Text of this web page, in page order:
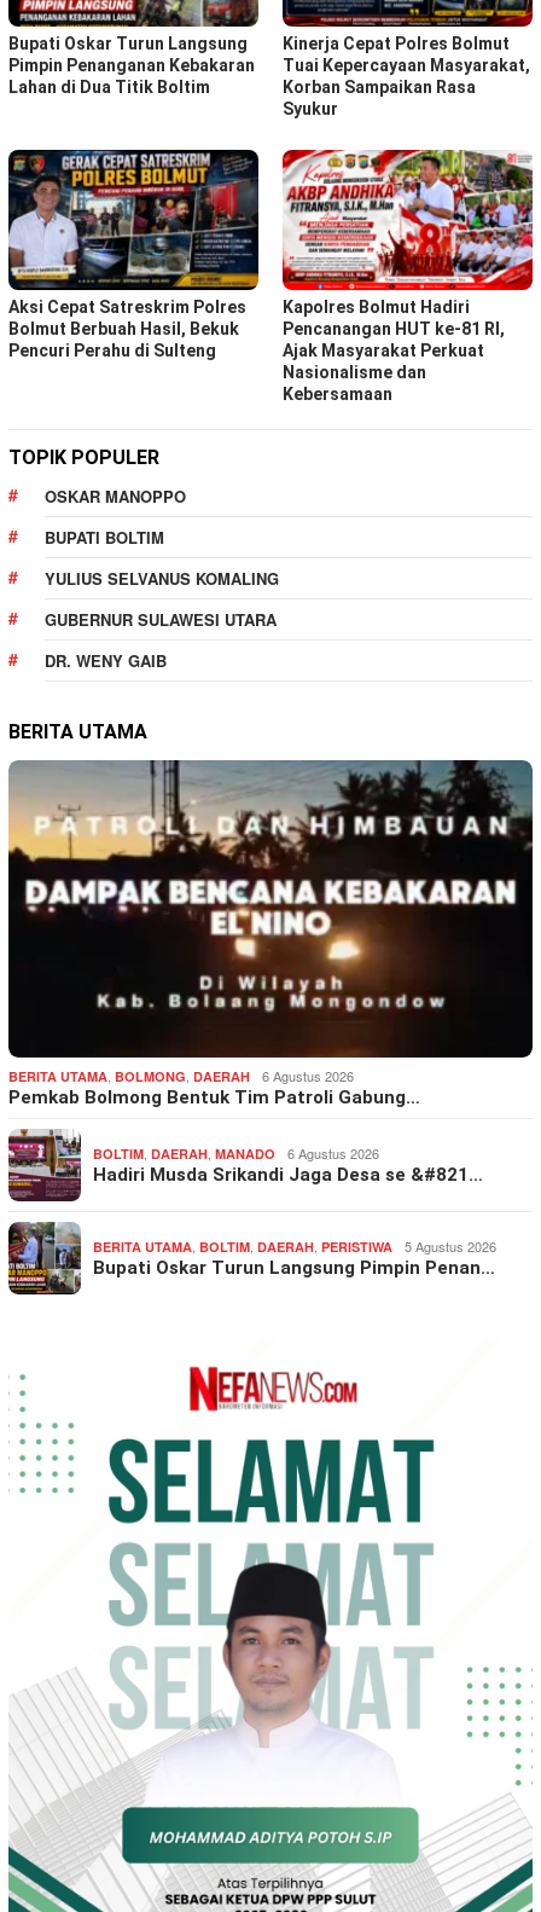
Bupati Oskar Turun Langsung
Pimpin Penanganan Kebakaran
Lahan di Dua Titik Boltim
Kinerja Cepat Polres Bolmut
Tuai Kepercayaan Masyarakat,
Korban Sampaikan Rasa
Syukur
Aksi Cepat Satreskrim Polres
Bolmut Berbuah Hasil, Bekuk
Pencuri Perahu di Sulteng
Kapolres Bolmut Hadiri
Pencanangan HUT ke-81 RI,
Ajak Masyarakat Perkuat
Nasionalisme dan
Kebersamaan
TOPIK POPULER
OSKAR MANOPPO
BUPATI BOLTIM
YULIUS SELVANUS KOMALING
GUBERNUR SULAWESI UTARA
DR. WENY GAIB
BERITA UTAMA
BERITA UTAMA BOLMONG DAERAH 6 Agustus 2026
Pemkab Bolmong Bentuk Tim Patroli Gabung…
BOLTIM DAERAH MANADO 6 Agustus 2026
Hadiri Musda Srikandi Jaga Desa se &#821…
BERITA UTAMA BOLTIM DAERAH PERISTIWA 5 Agustus 2026
Bupati Oskar Turun Langsung Pimpin Penan…